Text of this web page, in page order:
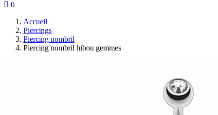
 0
Accueil
Piercings
Piercing nombril
Piercing nombril hibou gemmes